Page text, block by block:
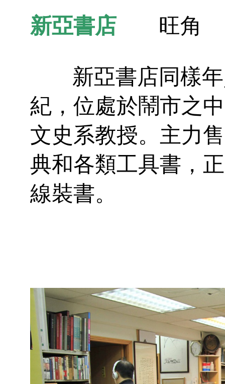
新亞書店 旺角
新亞書店同樣年
紀，位處於鬧市之
文史系教授。主力
典和各類工具書，
線裝書。